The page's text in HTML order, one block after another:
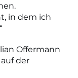
in dem ich
Offermann
der